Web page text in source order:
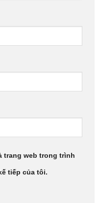
trang web trong trình
tiếp của tôi.